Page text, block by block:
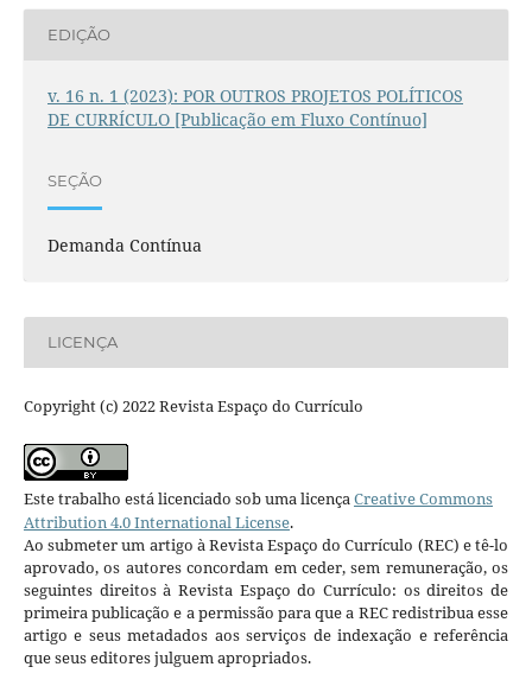
EDIÇÃO
v. 16 n. 1 (2023): POR OUTROS PROJETOS POLÍTICOS
DE CURRÍCULO [Publicação em Fluxo Contínuo]
SEÇÃO
Demanda Contínua
LICENÇA
Copyright (c) 2022 Revista Espaço do Currículo
Este trabalho está licenciado sob uma licençaCreative Commons
Attribution 4.0 International License.
Ao submeter um artigo à Revista Espaço do Currículo (REC) e tê-lo
aprovado, os autores concordam em ceder, sem remuneração, os
seguintes direitos à Revista Espaço do Currículo: os direitos de
primeira publicação e a permissão para que a REC redistribua esse
artigo e seus metadados aos serviços de indexação e referência
que seus editores julguem apropriados.